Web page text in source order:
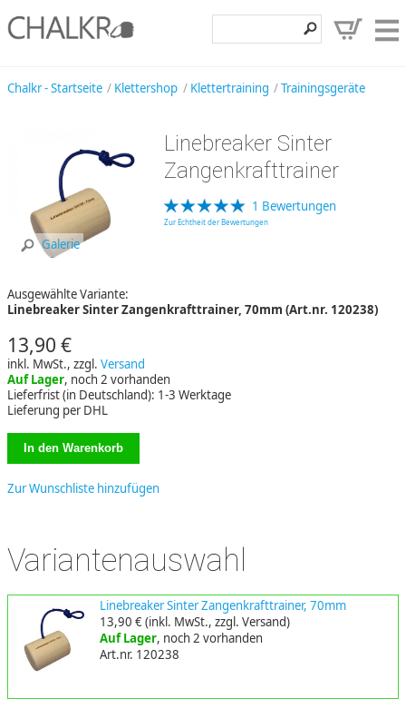
Klettershop
Entdecken
Chalkr - Startseite Klettershop Klettertraining Trainingsgeräte
Galerie
Linebreaker Sinter
Zangenkrafttrainer
1 Bewertungen
Zur Echtheit der Bewertungen
Ausgewählte Variante:
Linebreaker Sinter Zangenkrafttrainer, 70mm (Art.nr. 120238)
13,90 €
inkl. MwSt., zzgl. Versand
Auf Lager, noch 2 vorhanden
Lieferfrist (in Deutschland): 1-3 Werktage
Lieferung per DHL
Zur Wunschliste hinzufügen
Variantenauswahl
Linebreaker Sinter Zangenkrafttrainer, 70mm
13,90 €(inkl. MwSt., zzgl. Versand)
Auf Lager, noch 2 vorhanden
Art.nr. 120238